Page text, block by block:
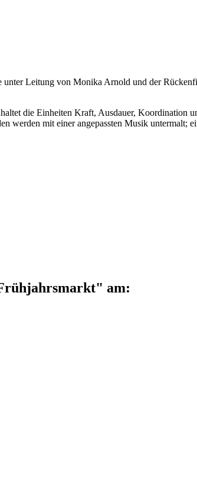
Leitung von Monika Arnold und der
die Einheiten Kraft, Ausdauer, Koordination
werden mit einer angepassten Musik untermalt;
am: